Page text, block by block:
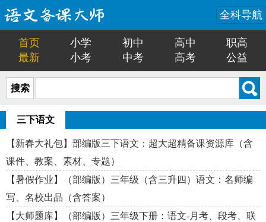
全科导航
首页 小学 初中 高中
职高
最新
小考 中考 高考 公益
搜索
三下语文
【新春大礼包】部编版三下语文：超大超精备课资源库（含
课件、教案、素材、专题）
【暑假作业】（部编版）三年级（含三升四）语文：名师编
写、名校出品（含答案）
【大师题库】（部编版）三年级下册：语文-月考、段考、联